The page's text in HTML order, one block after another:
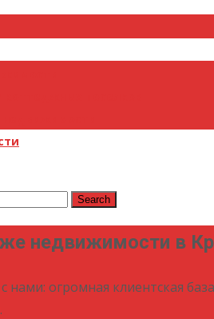
недвижимости в
нами: огромная клиентская